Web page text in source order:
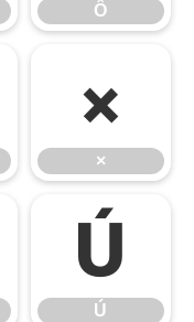
Ô
×
×
Ú
Ú